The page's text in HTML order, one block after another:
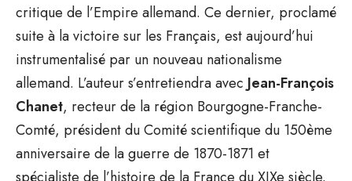
critique de l’Empire allemand. Ce dernier, proclamé
suite à la victoire sur les Français, est aujourd’hui
instrumentalisé par un nouveau nationalisme
allemand. L’auteur s’entretiendra avec Jean-François
Chanet, recteur de la région Bourgogne-Franche-
Comté, président du Comité scientifique du 150ème
anniversaire de la guerre de 1870-1871 et
spécialiste de l’histoire de la France du XIXe siècle.